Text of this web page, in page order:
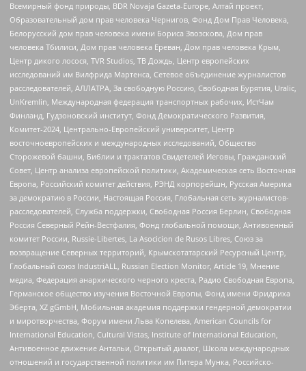
Всемирный фонд природы, BDR Novaja Gazeta-Europe, Алтай проект,
Образовательный дом прав человека Чернигов, Фонд Дом Прав Человека,
Белорусский дом прав человека имени Бориса Звозскова, Дом прав
человека Тбилиси, Дом прав человека Ереван, Дом прав человека Крым,
Центр дикого лосося, TVR Studios, ТВ Дождь, Центр европейских
исследований им Вилфрида Мартенса, Сетевое объединение журналистов
расследователей, АЛЛАТРА, За свободную Россию, Свободная Бурятия, Uralic,
UnKremlin, Международная федерация транспортных рабочих, ИстЧам
Финланд, Гудзоновский институт, Фонд Демократического Развития,
Комитет-2024, Центрально-Европейский университет, Центр
восточноевропейских и международных исследований, Общество
Сторожевой башни, Библии и трактатов Свидетелей Иеговы, Гражданский
Совет, Центр анализа европейской политики, Академическая сеть Восточная
Европа, Российский комитет действия, РЭНД корпорейшн, Русская Америка
за демократию в России, Настоящая Россия, Глобальная сеть журналистов-
расследователей, Служба поддержки, Свободная Россия Берлин, Свободная
Россия Северный Рейн-Вестфалия, Фонд глобальной помощи, Антивоенный
комитет России, Russie-Libertes, La Asocicion de Rusos Libres, Союз за
возвращение Северных территорий, Крымскотатарский Ресурсный Центр,
Глобальный союз IndustriALL, Russian Election Monitor, Article 19, Мнение
медиа, Федерация анархического черного креста, Радио Свободная Европа,
Германское общество изучения Восточной Европы, Фонд имени Фридриха
Эберта, XZ gGmbH, Мобильная академия поддержки гендерной демократии
и миротворчества, Форум имени Льва Копелева, American Councils for
International Education, Cultural Vistas, Institute of International Education,
Антивоенное движение Антальи, Открытый диалог, Школа международных
отношений и государственной политики им Питера Мунка, Российско-